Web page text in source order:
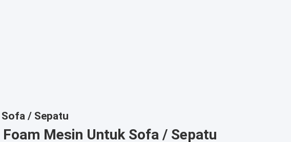
/ Sepatu
Mesin Untuk Sofa / Sepatu